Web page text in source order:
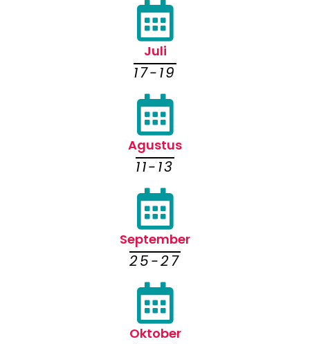
Juli
17-19
Agustus
11-13
September
25-27
Oktober